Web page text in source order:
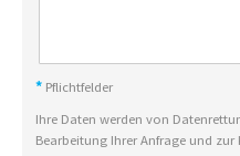
* Pflichtfelder
Ihre Daten werden von
Bearbeitung Ihrer Anfrage und